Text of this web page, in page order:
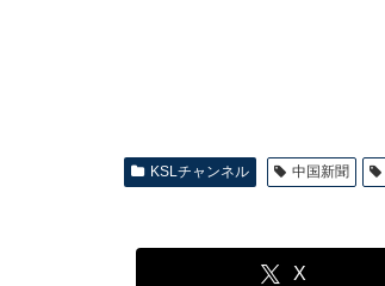
KSLチャンネル 中国新聞
X